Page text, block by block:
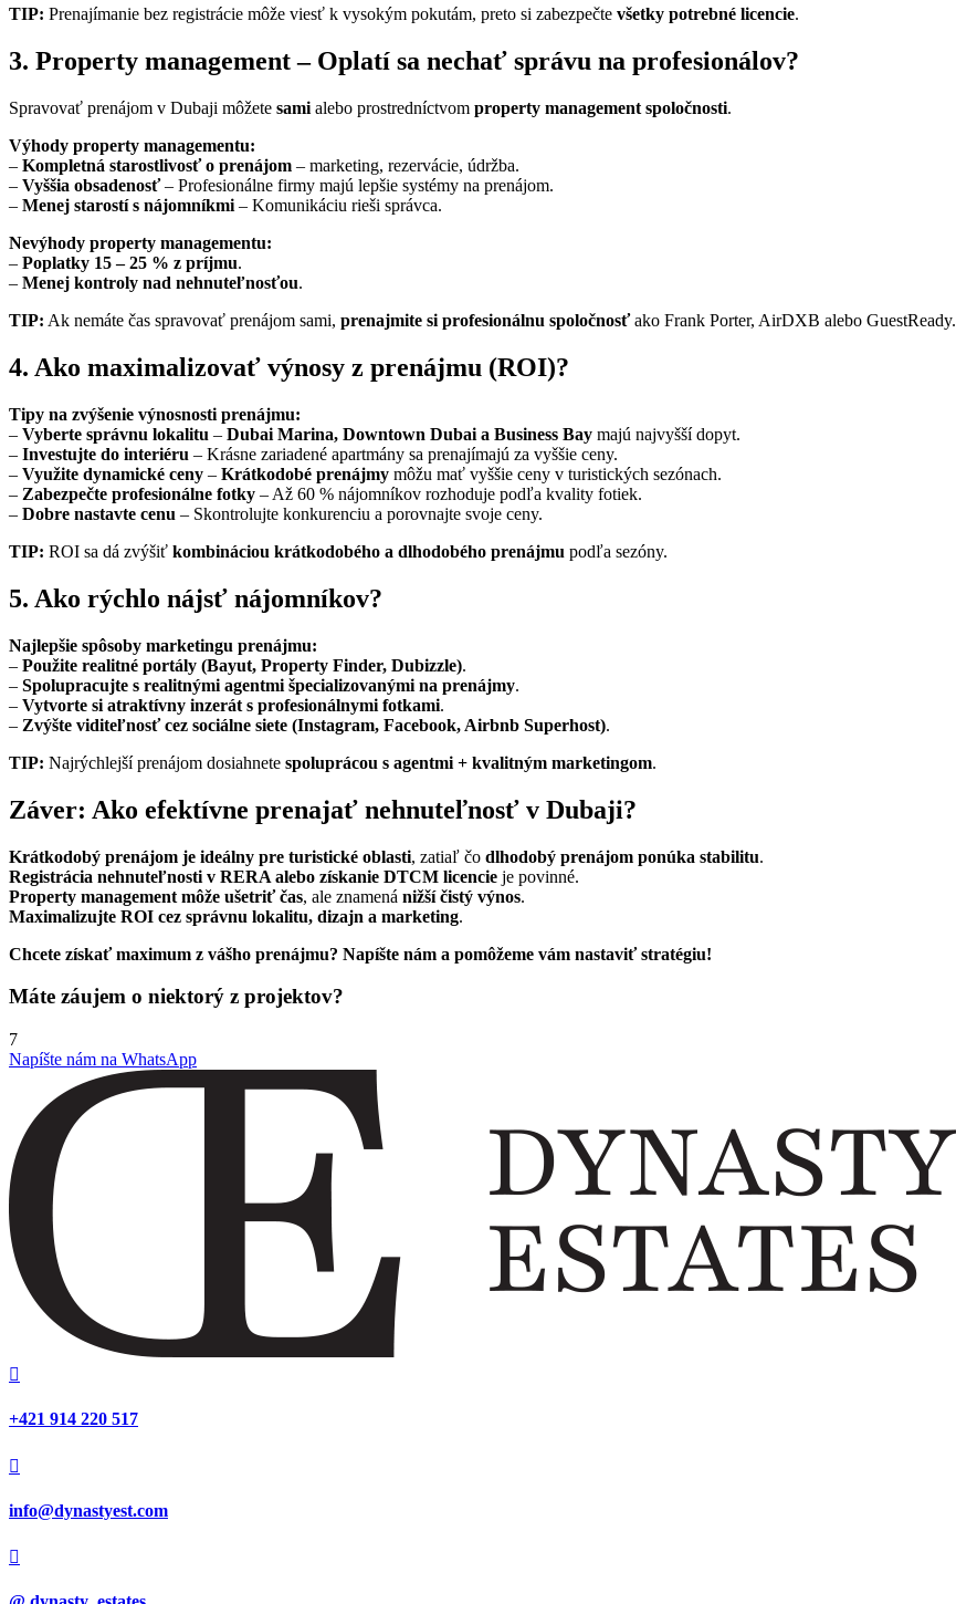
TIP: Prenajímanie bez registrácie môže viesť k vysokým pokutám, preto si zabezpečte všetky potrebné licencie.
3. Property management – Oplatí sa nechať správu na profesionálov?
Spravovať prenájom v Dubaji môžete sami alebo prostredníctvom property management spoločnosti.
Výhody property managementu:
– Kompletná starostlivosť o prenájom – marketing, rezervácie, údržba.
– Vyššia obsadenosť– Profesionálne firmy majú lepšie systémy na prenájom.
– Menej starostí s nájomníkmi – Komunikáciu rieši správca.
Nevýhody property managementu:
– Poplatky 15 – 25 % z príjmu.
– Menej kontroly nad nehnuteľnosťou.
TIP: Ak nemáte čas spravovať prenájom sami, prenajmite si profesionálnu spoločnosťako Frank Porter, AirDXB alebo GuestReady.
4. Ako maximalizovať výnosy z prenájmu (ROI)?
Tipy na zvýšenie výnosnosti prenájmu:
– Vyberte správnu lokalitu – Dubai Marina, Downtown Dubai a Business Bay majú najvyšší dopyt.
– Investujte do interiéru – Krásne zariadené apartmány sa prenajímajú za vyššie ceny.
– Využite dynamické ceny – Krátkodobé prenájmy môžu mať vyššie ceny v turistických sezónach.
– Zabezpečte profesionálne fotky – Až 60 % nájomníkov rozhoduje podľa kvality fotiek.
– Dobre nastavte cenu – Skontrolujte konkurenciu a porovnajte svoje ceny.
TIP: ROI sa dá zvýšiť kombináciou krátkodobého a dlhodobého prenájmu podľa sezóny.
5. Ako rýchlo nájsť nájomníkov?
Najlepšie spôsoby marketingu prenájmu:
– Použite realitné portály (Bayut, Property Finder, Dubizzle).
– Spolupracujte s realitnými agentmi špecializovanými na prenájmy.
– Vytvorte si atraktívny inzerát s profesionálnymi fotkami.
– Zvýšte viditeľnosť cez sociálne siete (Instagram, Facebook, Airbnb Superhost).
TIP: Najrýchlejší prenájom dosiahnete spoluprácou s agentmi + kvalitným marketingom.
Záver: Ako efektívne prenajať nehnuteľnosť v Dubaji?
Krátkodobý prenájom je ideálny pre turistické oblasti, zatiaľ čo dlhodobý prenájom ponúka stabilitu.
Registrácia nehnuteľnosti v RERA alebo získanie DTCM licencie je povinné.
Property management môže ušetriť čas, ale znamená nižší čistý výnos.
Maximalizujte ROI cez správnu lokalitu, dizajn a marketing.
Chcete získať maximum z vášho prenájmu? Napíšte nám a pomôžeme vám nastaviť stratégiu!
Máte záujem o niektorý z projektov?
7
Napíšte nám na WhatsApp

‭+421 914 220 517

info@dynastyest.com
